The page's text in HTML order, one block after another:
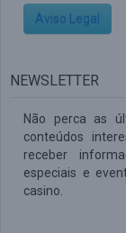
Aviso Legal
NEWSLETTER
Não perca as
conteúdos
receber
especiais e
casino.